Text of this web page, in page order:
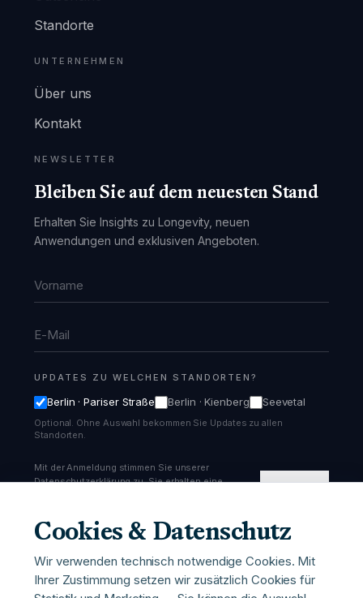
Standorte
UNTERNEHMEN
Über uns
Kontakt
NEWSLETTER
Bleiben Sie auf dem neuesten Stand
Erhalten Sie Insights zu Longevity, neuen
Anwendungen und exklusiven Angeboten.
Vorname
E-Mail
UPDATES ZU WELCHEN STANDORTEN?
Berlin · Pariser Straße Berlin · Kienberg Seevetal
Optional. Ohne Auswahl bekommen Sie Updates zu allen
Standorten.
Mit der Anmeldung stimmen Sie unserer
Datenschutzerklärung zu. Sie erhalten eine
Cookies & Datenschutz
Wir verwenden technisch notwendige Cookies. Mit
Ihrer Zustimmung setzen wir zusätzlich Cookies für